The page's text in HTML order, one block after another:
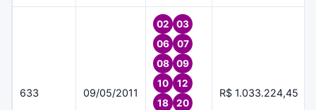
633 09/05/2011
02
03
06
07
08
09
10
12
18
20
R$ 1.033.224,45